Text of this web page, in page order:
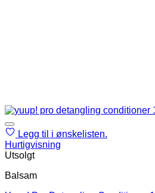
Legg til i ønskelisten.
Hurtigvisning
Utsolgt
Balsam